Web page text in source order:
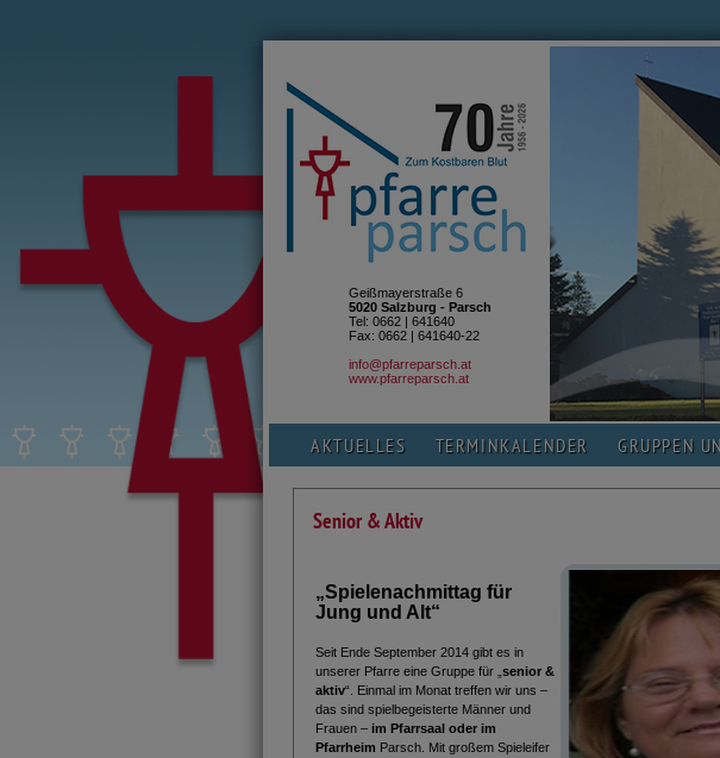
Geißmayerstraße 6
5020 Salzburg - Parsch
Tel: 0662 | 641640
Fax: 0662 | 641640-22
info@pfarreparsch.at
www.pfarreparsch.at
AKTUELLES TERMINKALENDER GRUPPEN
Senior & Aktiv
„Spielenachmittag für
Jung und Alt“
Seit Ende September 2014 gibt es in
unserer Pfarre eine Gruppe für „ senior &
aktiv“. Einmal im Monat treffen wir uns –
das sind spielbegeisterte Männer und
Frauen – im Pfarrsaal oder im
Pfarrheim Parsch. Mit großem Spieleifer